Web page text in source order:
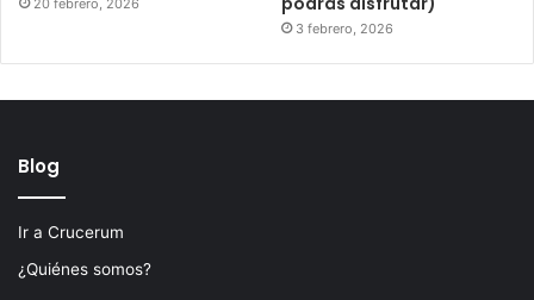
3 febrero, 2026
Blog
Ir a Crucerum
¿Quiénes somos?